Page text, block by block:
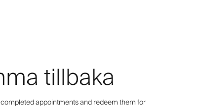
tillbaka
appointments and redeem them for